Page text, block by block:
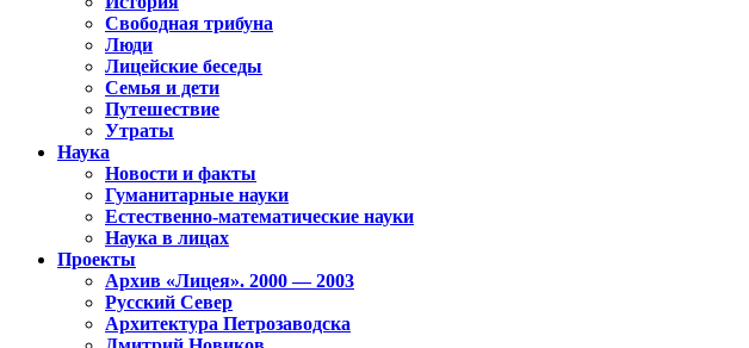
Свободная трибуна
Люди
Лицейские беседы
Семья и дети
Путешествие
Утраты
Наука
Новости и факты
Гуманитарные науки
Естественно-математические науки
Наука в лицах
Проекты
Архив «Лицея». 2000 — 2003
Русский Север
Архитектура Петрозаводска